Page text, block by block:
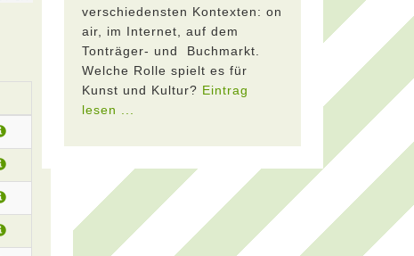
verschiedensten Kontexten: on
air, im Internet, auf dem
Tonträger- und Buchmarkt.
Welche Rolle spielt es für
Kunst und Kultur? Eintrag
lesen ...